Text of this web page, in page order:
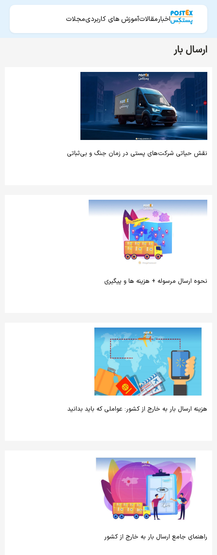
اخبارمقالاتآموزش های کاربردیمجلات
ارسال بار
نقش حیاتی شرکت‌های پستی در زمان جنگ و بی‌ثباتی
نحوه ارسال مرسوله + هزینه‌ ها و پیگیری
هزینه ارسال بار به خارج از کشور: عواملی که باید بدانید
راهنمای جامع ارسال بار به خارج از کشور